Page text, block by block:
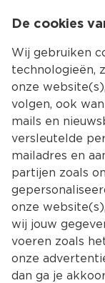
De cookies
Wij gebruiken
technologieën,
onze
volgen, ook
mails en
versleutelde
mailadres en
partijen zoals
onze
wij jouw
voeren zoals
onze
dan ga je